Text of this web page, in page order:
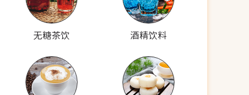
无糖茶饮 酒精饮料